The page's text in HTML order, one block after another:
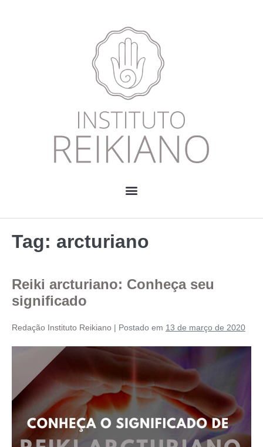
Tag: arcturiano
Reiki arcturiano: Conheça seu
significado
Redação Instituto Reikiano | Postado em 13 de março de 2020